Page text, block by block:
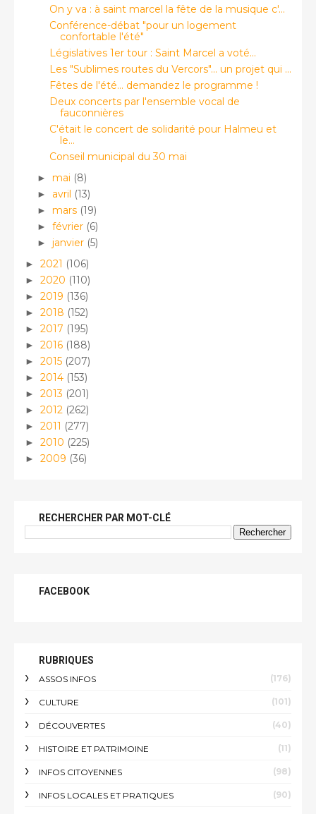
On y va : à saint marcel la fête de la musique c'...
Conférence-débat "pour un logement
confortable l'été"
Législatives 1er tour : Saint Marcel a voté...
Les "Sublimes routes du Vercors"... un projet qui ...
Fêtes de l'été... demandez le programme !
Deux concerts par l'ensemble vocal de
fauconnières
C'était le concert de solidarité pour Halmeu et
le...
Conseil municipal du 30 mai
► mai (8)
► avril (13)
► mars (19)
► février (6)
► janvier (5)
► 2021 (106)
► 2020 (110)
► 2019 (136)
► 2018 (152)
► 2017 (195)
► 2016 (188)
► 2015 (207)
► 2014 (153)
► 2013 (201)
► 2012 (262)
► 2011 (277)
► 2010 (225)
► 2009 (36)
RECHERCHER PAR MOT-CLÉ
FACEBOOK
RUBRIQUES
ASSOS INFOS (176)
CULTURE (101)
DÉCOUVERTES (40)
HISTOIRE ET PATRIMOINE (11)
INFOS CITOYENNES (98)
INFOS LOCALES ET PRATIQUES (90)